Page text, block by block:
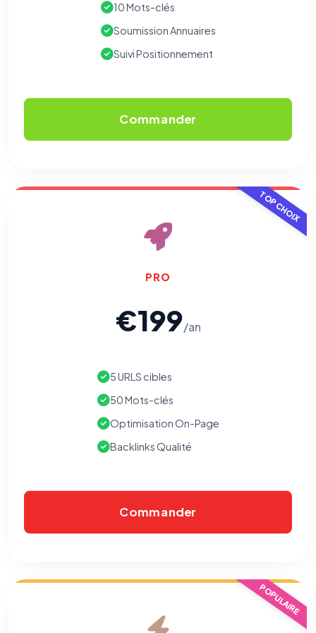
10 Mots-clés
Soumission Annuaires
Suivi Positionnement
Commander
TOP CHOIX
PRO
€199/an
5 URLS cibles
50 Mots-clés
Optimisation On-Page
Backlinks Qualité
Commander
POPULAIRE